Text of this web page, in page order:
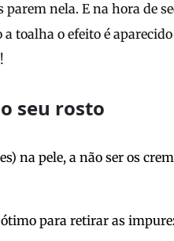
nela. E na hora de
toalha o efeito é
seu rosto
na pele, a não ser os
para retirar as